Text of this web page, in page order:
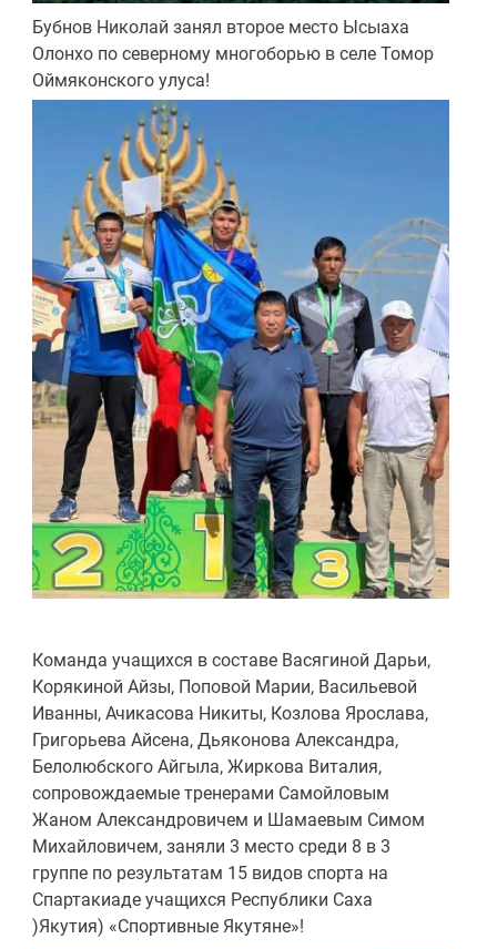
Бубнов Николай занял второе место Ысыаха
Олонхо по северному многоборью в селе Томор
Оймяконского улуса!
Команда учащихся в составе Васягиной Дарьи,
Корякиной Айзы, Поповой Марии, Васильевой
Иванны, Ачикасова Никиты, Козлова Ярослава,
Григорьева Айсена, Дьяконова Александра,
Белолюбского Айгыла, Жиркова Виталия,
сопровождаемые тренерами Самойловым
Жаном Александровичем и Шамаевым Симом
Михайловичем, заняли 3 место среди 8 в 3
группе по результатам 15 видов спорта на
Спартакиаде учащихся Республики Саха
)Якутия) «Спортивные Якутяне»!